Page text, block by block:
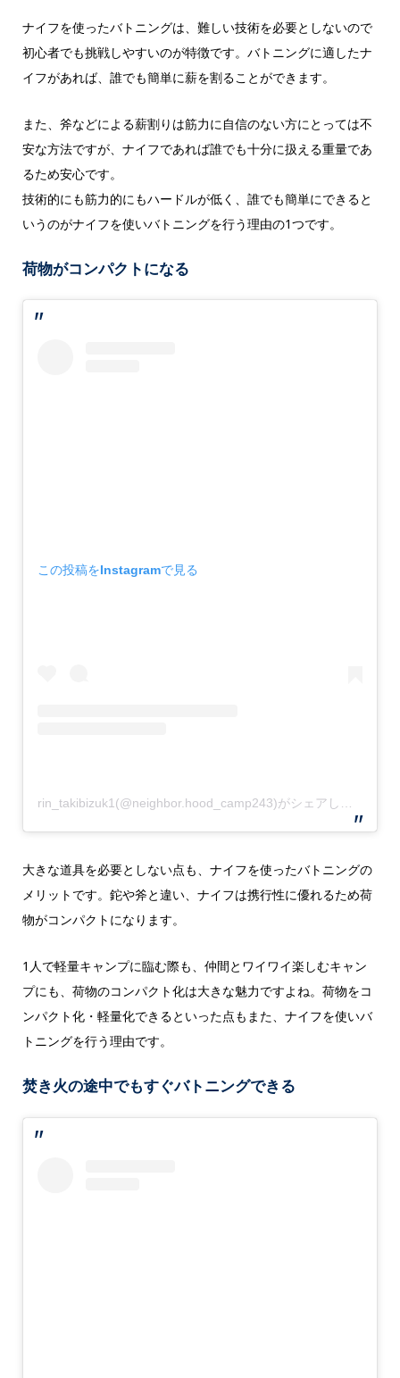
ナイフを使ったバトニングは、難しい技術を必要としないので
初心者でも挑戦しやすいのが特徴です。バトニングに適したナ
イフがあれば、誰でも簡単に薪を割ることができます。
また、斧などによる薪割りは筋力に自信のない方にとっては不
安な方法ですが、ナイフであれば誰でも十分に扱える重量であ
るため安心です。
技術的にも筋力的にもハードルが低く、誰でも簡単にできると
いうのがナイフを使いバトニングを行う理由の1つです。
荷物がコンパクトになる
この投稿をInstagramで見る
大きな道具を必要としない点も、ナイフを使ったバトニングの
メリットです。鉈や斧と違い、ナイフは携行性に優れるため荷
物がコンパクトになります。
1人で軽量キャンプに臨む際も、仲間とワイワイ楽しむキャン
プにも、荷物のコンパクト化は大きな魅力ですよね。荷物をコ
ンパクト化・軽量化できるといった点もまた、ナイフを使いバ
トニングを行う理由です。
焚き火の途中でもすぐバトニングできる